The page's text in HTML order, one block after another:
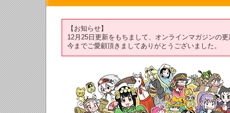
【お知らせ】
12月25日更新をもちまして、オンラインマガジンの
今までご愛顧頂きましてありがとうございました。